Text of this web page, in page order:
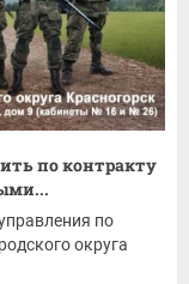
по контракту
по
округа